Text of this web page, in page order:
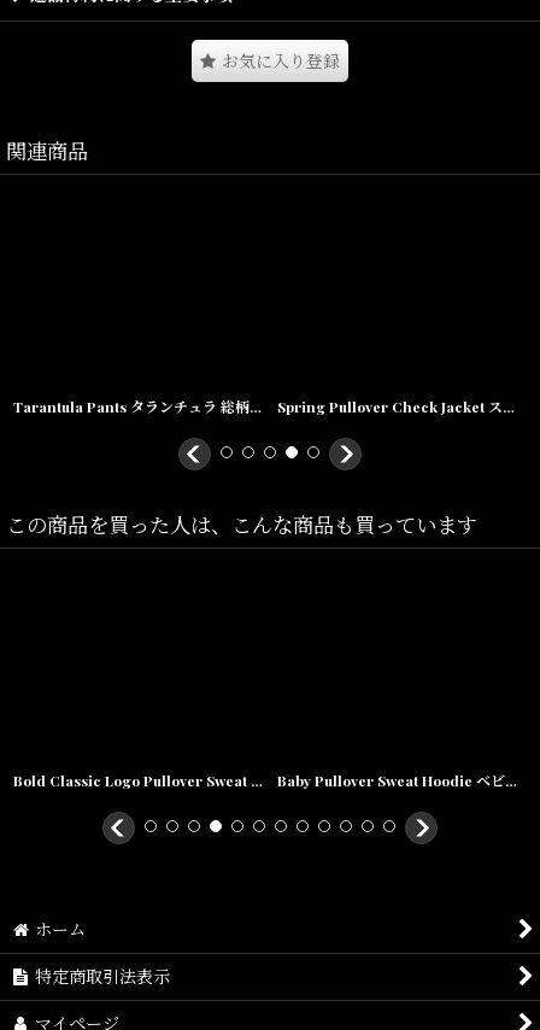
M(着丈:72cm,身幅:61cm,肩幅:57cm,袖丈:64cm)
お気に入り登録
関連商品
Tarantula Pants タランチュラ 総柄 パンツ Spring Pullover Check Jacket スプリング チェック プルオーバー ジャケット Blackwatch
この商品を買った人は、こんな商品も買っています
Bold Classic Logo Pullover Sweat Hoodie クラシック ロゴ プルオーバー スウェット フーディー Grey Baby Pullover Sweat Hoodie ベビー プルオーバー スウェット フーディー Brown
ホーム
特定商取引法表示
マイページ